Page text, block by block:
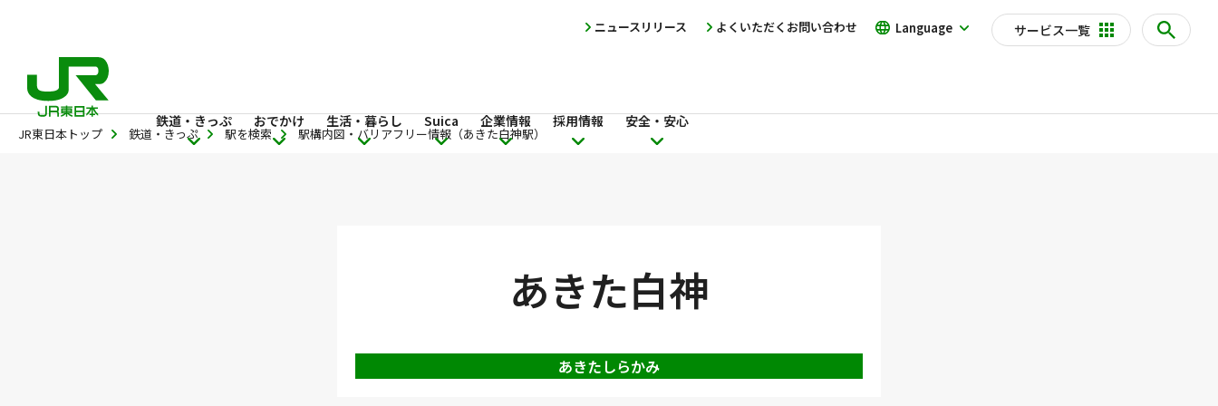
サービス一覧
鉄道・きっぷ おでかけ 生活・暮らし Suica 企業情報 採用情報 安全・安心
Language
よくいただくお問い合わせ
ニュースリリース
JR東日本トップ 鉄道・きっぷ 駅を検索 駅構内図・バリアフリー情報（あきた白神駅）
あきた白神
あきたしらかみ